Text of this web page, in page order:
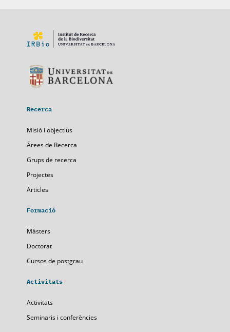
Recerca
Misió i objectius
Árees de Recerca
Grups de recerca
Projectes
Articles
Formació
Màsters
Doctorat
Cursos de postgrau
Activitats
Activitats
Seminaris i conferències